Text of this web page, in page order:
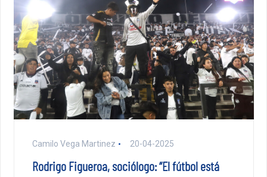
Camilo Vega Martinez 20-04-2025
Rodrigo Figueroa, sociólogo: “El fútbol está